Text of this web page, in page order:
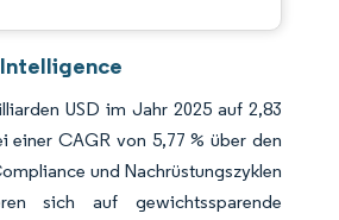
USD im Jahr 2025 auf 2,83
einer CAGR von 5,77 % über den
und Nachrüstungszyklen
sich auf gewichtssparende